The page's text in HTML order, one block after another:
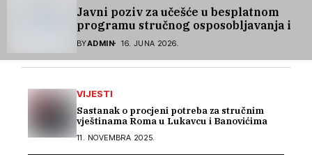
Javni poziv za učešće u besplatnom
programu stručnog osposobljavanja i
podrške pri zapošljavanju
BYADMIN 16. JUNA 2026.
VIJESTI
Sastanak o procjeni potreba za stručnim
vještinama Roma u Lukavcu i Banovićima
11. NOVEMBRA 2025.